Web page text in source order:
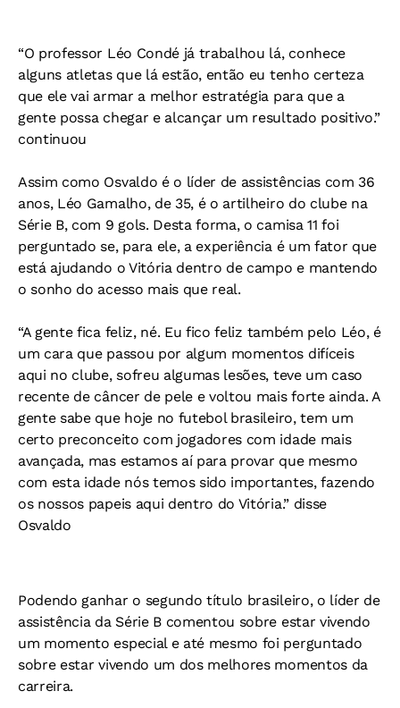
“O professor Léo Condé já trabalhou lá, conhece
alguns atletas que lá estão, então eu tenho certeza
que ele vai armar a melhor estratégia para que a
gente possa chegar e alcançar um resultado positivo.”
continuou
Assim como Osvaldo é o líder de assistências com 36
anos, Léo Gamalho, de 35, é o artilheiro do clube na
Série B, com 9 gols. Desta forma, o camisa 11 foi
perguntado se, para ele, a experiência é um fator que
está ajudando o Vitória dentro de campo e mantendo
o sonho do acesso mais que real.
“A gente fica feliz, né. Eu fico feliz também pelo Léo, é
um cara que passou por algum momentos difíceis
aqui no clube, sofreu algumas lesões, teve um caso
recente de câncer de pele e voltou mais forte ainda. A
gente sabe que hoje no futebol brasileiro, tem um
certo preconceito com jogadores com idade mais
avançada, mas estamos aí para provar que mesmo
com esta idade nós temos sido importantes, fazendo
os nossos papeis aqui dentro do Vitória.” disse
Osvaldo
Podendo ganhar o segundo título brasileiro, o líder de
assistência da Série B comentou sobre estar vivendo
um momento especial e até mesmo foi perguntado
sobre estar vivendo um dos melhores momentos da
carreira.